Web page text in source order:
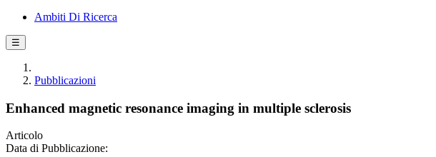
Ambiti Di Ricerca
☰
Pubblicazioni
Enhanced magnetic resonance imaging in multiple sclerosis
Articolo
Data di Pubblicazione: